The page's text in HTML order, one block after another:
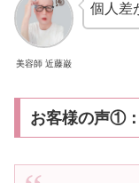
美容師 近藤巌
個人差
お客様の声①